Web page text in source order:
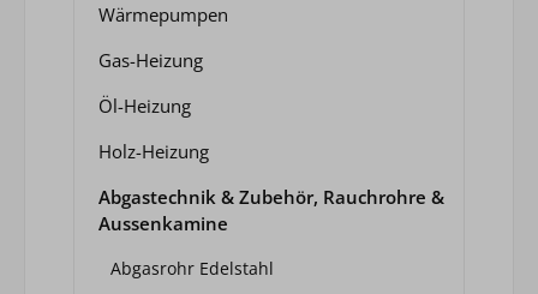
Wärmepumpen
Gas-Heizung
Öl-Heizung
Holz-Heizung
Abgastechnik & Zubehör, Rauchrohre &
Aussenkamine
Abgasrohr Edelstahl